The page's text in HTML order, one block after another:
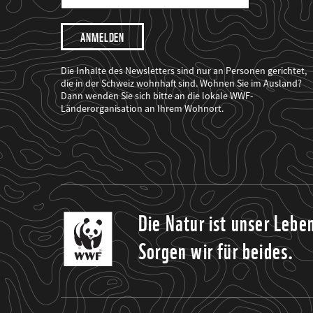
Mail
Adresse
Ich
möchte,
dass
der
WWF
mich
über
seine
Projekte
informiert.
Die Inhalte des Newsletters sind nur an Personen gerichtet,
die in der Schweiz wohnhaft sind. Wohnen Sie im Ausland?
Dann wenden Sie sich bitte an die lokale WWF-
Länderorganisation an Ihrem Wohnort.
Die Natur ist unser
Sorgen wir für beides.